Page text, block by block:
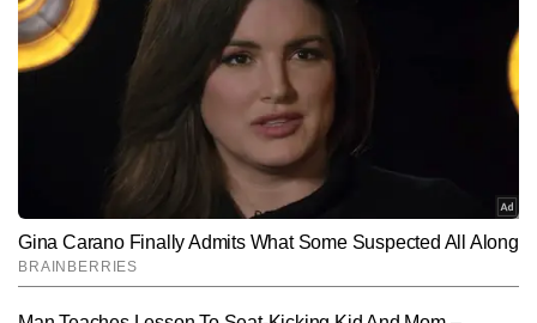
सुनीत सिंह टाइम्स नाउ नवभारत डिजिटल में डिप्टी न्यूज एडिटर के रूप में कार्यरत हैं
और लाइफस्टाइल सेक्शन में स्पेशल स्टोरीज प्रोजेक्ट का नेतृत्व कर रहे हैं। टीवी
और डिजिटल पत्रकारिता में 13 वर्षों के अनुभव के साथ, सुनीत उन बहुमुखी
पत्रकारों में शामिल हैं जिन्होंने न्यूजरूम और फील्ड—दोनों मोर्चों पर खुद को साबित
किया है। माइक, कैमरा और एडिटिंग डेस्क तीनों से उनकी सहज जुगलबंदी ने उन्हें
एक संतुलित और विश्वसनीय मीडिया प्रोफेशनल के रूप में स्थापित किया है।
पिछले 10 वर्षों से सुनीत लाइफस्टाइल, लिटरेचर, सिनेमा और संस्कृति से जुड़ी गहन
व विश्लेषणात्मक स्टोरीज लिखते रहे हैं और अबतक 12,000 से अधिक आर्टिकल
पब्लिश कर चुके हैं। उनकी लेखन शैली गहराई, मौलिक दृष्टिकोण और रिसर्च-
आधारित प्रस्तुति से पहचानी जाती है। वे विषयों की बारीकियों को पकड़कर उन्हें
सरल, प्रभावी और पाठकों से जुड़ने वाली भाषा में ढालने में दक्ष हैं।
और पढ़ें
Subscribe to our daily Newsletter!